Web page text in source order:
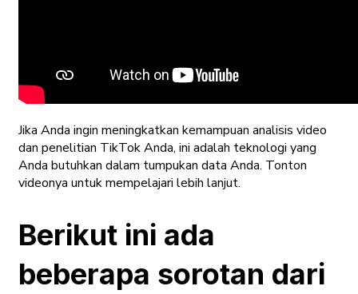
Jika Anda ingin meningkatkan kemampuan analisis video
dan penelitian TikTok Anda, ini adalah teknologi yang
Anda butuhkan dalam tumpukan data Anda. Tonton
videonya untuk mempelajari lebih lanjut.
Berikut ini ada
beberapa sorotan dari